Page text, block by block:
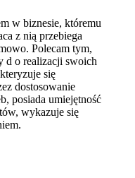
w biznesie, któremu
z nią przebiega
Polecam tym,
d o realizacji swoich
się
dostosowanie
posiada umiejętność
wykazuje się